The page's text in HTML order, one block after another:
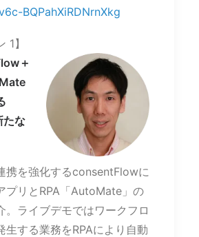
BQPahXiRDNrnXkg
1】
＋
たな
携を強化するconsentFlowに
プリとRPA「AutoMate」の
。ライブデモではワークフロ
生する業務をRPAにより自動